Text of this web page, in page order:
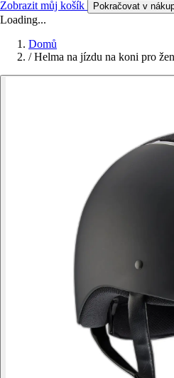
Zobrazit můj košík Pokračovat v
Loading...
Domů
/ Helma na jízdu na koni pro